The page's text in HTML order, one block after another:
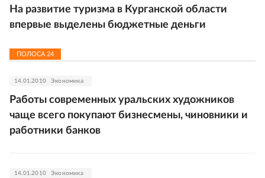
На развитие туризма в Курганской области
впервые выделены бюджетные деньги
ПОЛОСА 24
14.01.2010 Экономика
Работы современных уральских художников
чаще всего покупают бизнесмены, чиновники и
работники банков
14.01.2010 Экономика